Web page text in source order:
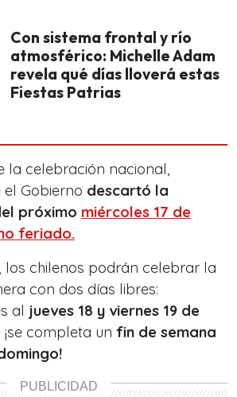
Con sistema frontal y río
atmosférico: Michelle Adam
revela qué días lloverá estas
Fiestas Patrias
la celebración nacional,
Gobierno descartó la
próximo miércoles 17 de
feriado.
los chilenos podrán celebrar la
con dos días libres:
al jueves 18 y viernes 19 de
¡se completa un fin de semana